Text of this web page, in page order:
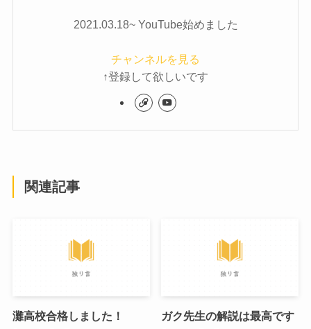
2021.03.18~ YouTube始めました
チャンネルを見る
↑登録して欲しいです
関連記事
灘高校合格しました！ ガク先生の解説は最高です